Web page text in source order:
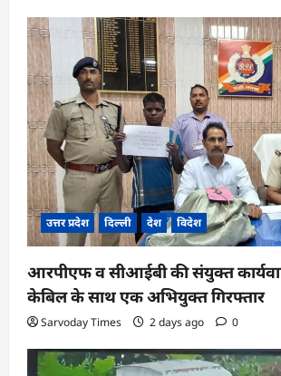
उत्तर प्रदेश दिल्ली देश विदेश
आरपीएफ व सीआईबी की संयुक्त
केबिल के साथ एक अभियुक्त गिरफ्तार
Sarvoday Times 2 days ago 0